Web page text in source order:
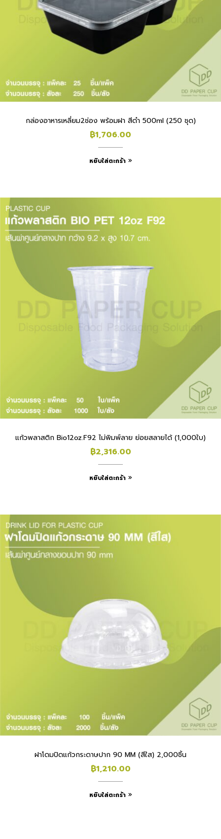
กล่องอาหารเหลี่ยม2ช่อง พร้อมฝา สีดำ 500ml (250 ชุด)
฿1,706.00
หยิบใส่ตะกร้า
แก้วพลาสติก Bio12oz.F92 ไม่พิมพ์ลาย ย่อยสลายได้ (1,000ใบ)
฿2,316.00
หยิบใส่ตะกร้า
ฝาโดมปิดแก้วกระดาษปาก 90 MM (สีใส) 2,000ชิ้น
฿1,210.00
หยิบใส่ตะกร้า